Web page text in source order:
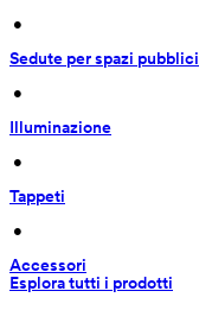
•
Sedute per spazi pubblici
•
Illuminazione
•
Tappeti
•
Accessori
Esplora tutti i prodotti